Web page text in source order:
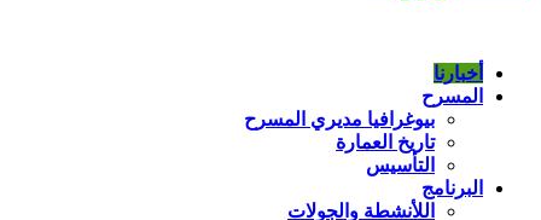
أخبارنا
المسرح
بيوغرافيا مديري المسرح
تاريخ العمارة
التأسيس
البرنامج
اللأنشطة والجولات